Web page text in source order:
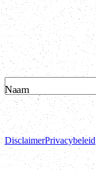
Naam
DisclaimerPrivacybeleid